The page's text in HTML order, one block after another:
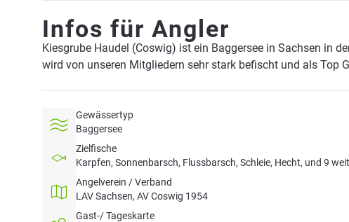
Infos für Angler
Kiesgrube Haudel (Coswig) ist ein Baggersee in Sachsen in
wird von unseren Mitgliedern sehr stark befischt und als Top
Gewässertyp
Baggersee
Zielfische
Karpfen, Sonnenbarsch, Flussbarsch, Schleie, Hecht, und 9
Angelverein / Verband
LAV Sachsen, AV Coswig 1954
Gast-/ Tageskarte